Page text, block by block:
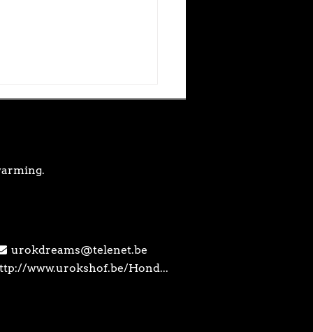
urokdreams@telenet.be
www.urokshof.be/Hond...